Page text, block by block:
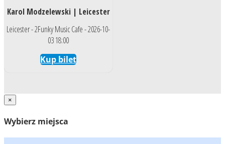
Karol Modzelewski | Leicester
Leicester - 2Funky Music Cafe - 2026-10-
03 18:00
Kup bilet
×
Wybierz miejsca